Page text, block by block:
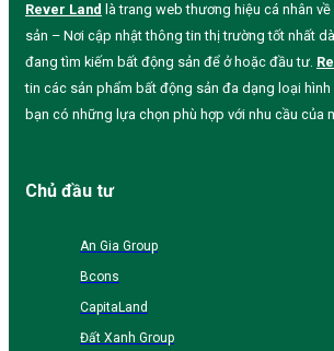
Rever Land là trang web thương hiệu cá nhân
sản – Nơi cập nhật thông tin thị trường tốt nhất
đang tìm kiếm bất động sản để ở hoặc đầu tư.
tin các sản phẩm bất động sản đa dạng loại
bạn có những lựa chọn phù hợp với nhu cầu của
Chủ đầu tư
An Gia Group
Bcons
CapitaLand
Đất Xanh Group